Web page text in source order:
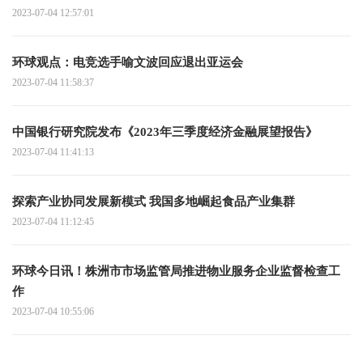
2023-07-04 12:57:01
环球观点：电竞选手喻文波回应退出亚运会
2023-07-04 11:58:37
中国银行研究院发布《2023年三季度经济金融展望报告》
2023-07-04 11:41:13
探索产业协同发展新模式 我国多地崛起食品产业集群
2023-07-04 11:12:45
环球今日讯！株洲市市场监管局推进物业服务企业监督检查工
作
2023-07-04 10:55:06